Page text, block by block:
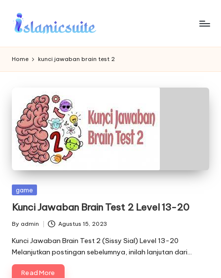
Skip
Home kunci jawaban brain test 2
Posted
game
Kunci Jawaban Brain Test 2 Level 13-20
Posted
by
By admin Agustus 15, 2023
Kunci Jawaban Brain Test 2 (Sissy Sial) Level 13-20
Melanjutkan postingan sebelumnya, inilah lanjutan dari…
Read More